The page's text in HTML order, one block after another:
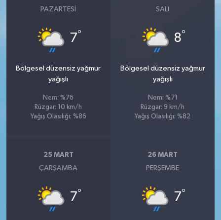
PAZARTESI
7°
Bölgesel düzensiz yağmur
yağışlı
Nem: %76
Rüzgar: 10 km/h
Yağış Olasılığı: %86
SALI
8°
Bölgesel düzensiz yağmur
yağışlı
Nem: %71
Rüzgar: 9 km/h
Yağış Olasılığı: %82
25 MART
ÇARŞAMBA
7°
26 MART
PERŞEMBE
7°